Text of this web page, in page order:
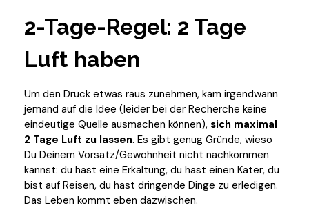
2-Tage-Regel: 2 Tage
Luft haben
Um den Druck etwas raus zunehmen, kam irgendwann
jemand auf die Idee (leider bei der Recherche keine
eindeutige Quelle ausmachen können), sich maximal
2 Tage Luft zu lassen. Es gibt genug Gründe, wieso
Du Deinem Vorsatz/Gewohnheit nicht nachkommen
kannst: du hast eine Erkältung, du hast einen Kater, du
bist auf Reisen, du hast dringende Dinge zu erledigen.
Das Leben kommt eben dazwischen.